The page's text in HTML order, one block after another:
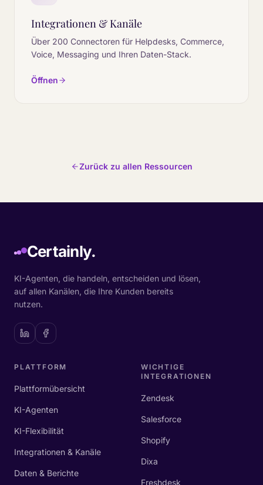
Integrationen & Kanäle
Über 200 Connectoren für Helpdesks, Commerce,
Voice, Messaging und Ihren Daten-Stack.
Öffnen
Zurück zu allen Ressourcen
Certainly.
KI-Agenten, die handeln, entscheiden und lösen,
auf allen Kanälen, die Ihre Kunden bereits
nutzen.
PLATTFORM
Plattformübersicht
KI-Agenten
KI-Flexibilität
Integrationen & Kanäle
Daten & Berichte
WICHTIGE
INTEGRATIONEN
Zendesk
Salesforce
Shopify
Dixa
Freshdesk